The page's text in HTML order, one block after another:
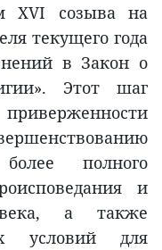
XVI созыва на
текущего года
в Закон о
Этот шаг
полного
и
а также
условий для